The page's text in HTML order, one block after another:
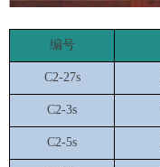
编号
C2-27s
C2-3s
C2-5s